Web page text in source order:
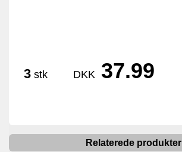
3 stk DKK 37.99
Relaterede produkter